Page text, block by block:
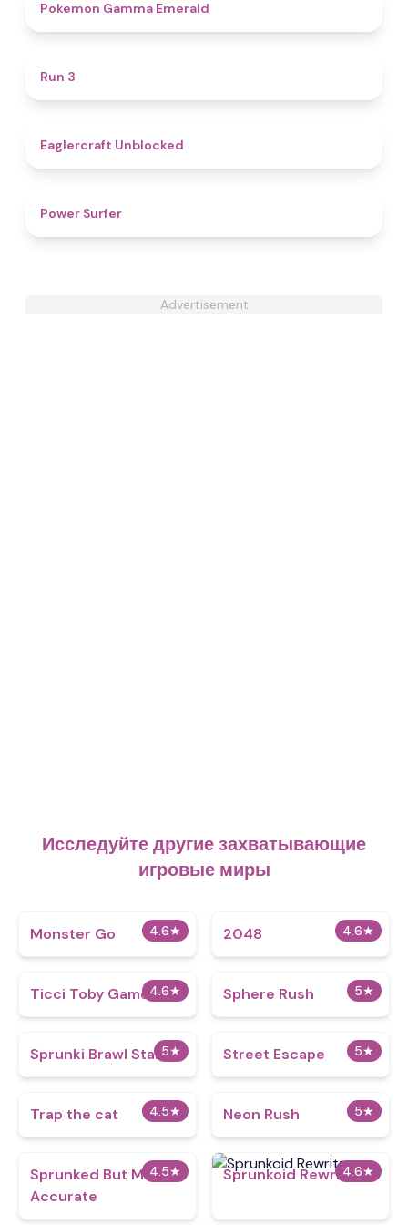
Pokemon Gamma Emerald
Run 3
Eaglercraft Unblocked
Power Surfer
Advertisement
Исследуйте другие захватывающие
игровые миры
4.6★
Monster Go 4.6★
2048
4.6★
Ticci Toby Game 5★
Sphere Rush
5★
Sprunki Brawl Stars 2 5★
Street Escape
4.5★
Trap the cat 5★
Neon Rush
4.5★
Sprunked But More
Accurate
4.6★
Sprunkoid Rewritten